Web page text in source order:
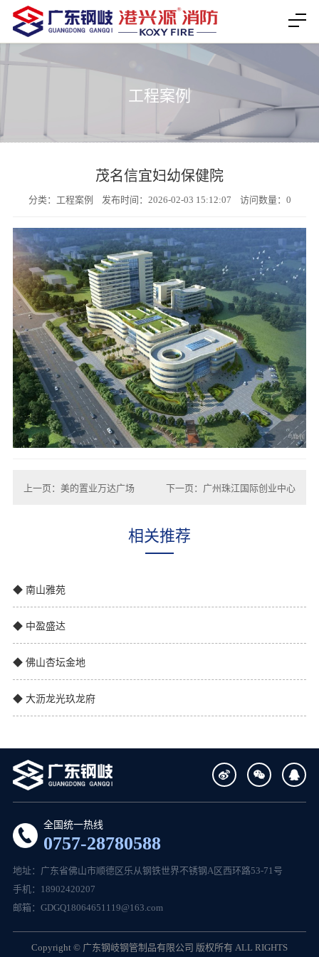
工程案例
茂名信宜妇幼保健院
分类：工程案例 发布时间：2026-02-03 15:12:07 访问数量： 0
上一页：美的置业万达广场 下一页：广州珠江国际创业中心
相关推荐
◆ 南山雅苑
◆ 中盈盛达
◆ 佛山杏坛金地
◆ 大沥龙光玖龙府
全国统一热线
0757-28780588
地址：广东省佛山市顺德区乐从钢铁世界不锈钢A区西环路53-71号
手机：18902420207
邮箱：GDGQ18064651119@163.com
Copyright © 广东钢岐钢管制品有限公司 版权所有 ALL RIGHTS